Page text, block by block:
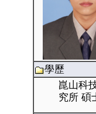
學歷
崑山科
究所 碩